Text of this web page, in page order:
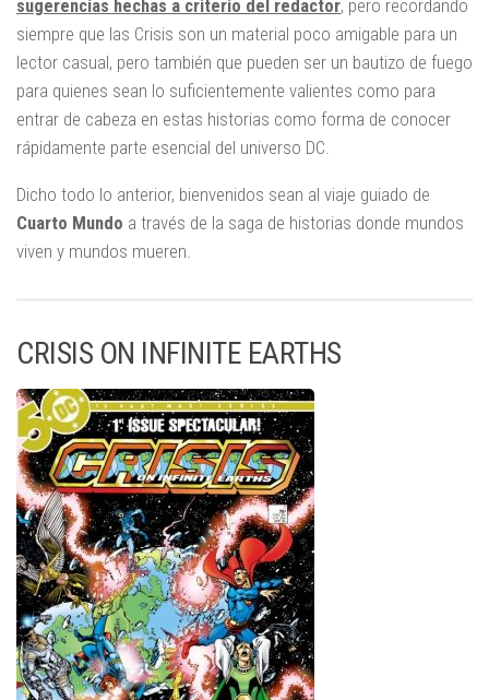
sugerencias hechas a criterio del redactor, pero recordando
siempre que las Crisis son un material poco amigable para un
lector casual, pero también que pueden ser un bautizo de fuego
para quienes sean lo suficientemente valientes como para
entrar de cabeza en estas historias como forma de conocer
rápidamente parte esencial del universo DC.
Dicho todo lo anterior, bienvenidos sean al viaje guiado de
Cuarto Mundo a través de la saga de historias donde mundos
viven y mundos mueren.
CRISIS ON INFINITE EARTHS